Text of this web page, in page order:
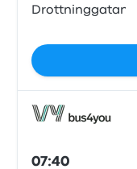
Drottninggatan
07:40